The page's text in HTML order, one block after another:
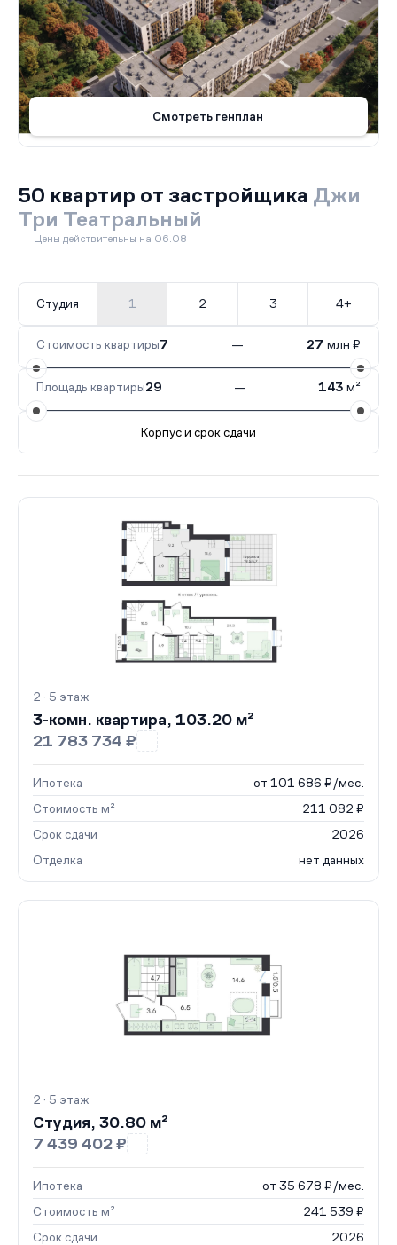
Смотреть генплан
50 квартир от застройщика Джи
Три Театральный
Цены действительны на 06.08
Студия 1 2 3 4+
Стоимость квартиры7 — 27 млн ₽
Площадь квартиры29 — 143 м²
Корпус и срок сдачи
250 кв.Сдан
2 · 5 этаж
3-комн. квартира, 103.20 м²
21 783 734 ₽
Ипотека
от 101 686 ₽/мес.
Стоимость м²
211 082 ₽
Срок сдачи
2026
Отделка
нет данных
2 · 5 этаж
Студия, 30.80 м²
7 439 402 ₽
Ипотека
от 35 678 ₽/мес.
Стоимость м²
241 539 ₽
Срок сдачи
2026